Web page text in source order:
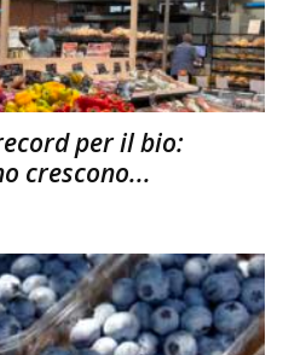
per il bio:
crescono...